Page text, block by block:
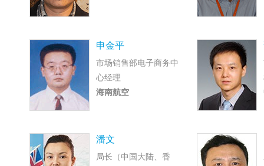
申金平
市场销售部电子商务中
心经理
海南航空
潘文
局长（中国大陆、香